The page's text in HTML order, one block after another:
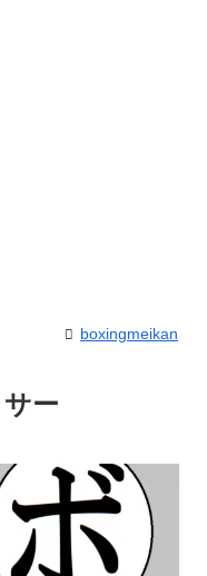
boxingmeikan
ー